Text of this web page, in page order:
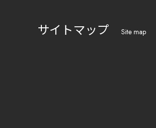
サイトマップ Site map